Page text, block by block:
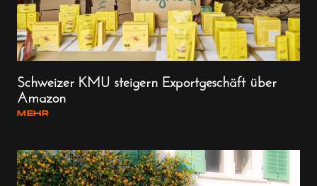
Schweizer KMU steigern Exportgeschäft über
Amazon
MEHR